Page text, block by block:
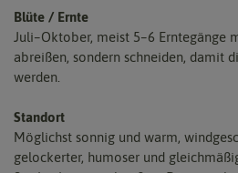
Blüte / Ernte
Juli–Oktober, meist 5–6 Erntegänge
abreißen, sondern schneiden, damit
werden.
Standort
Möglichst sonnig und warm,
gelockerter, humoser und